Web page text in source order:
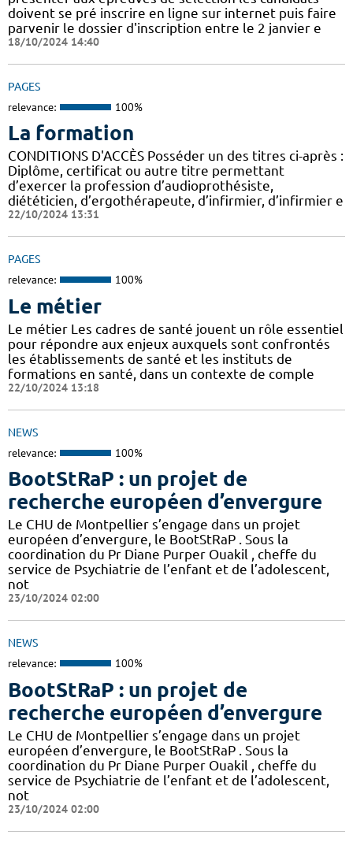
doivent se pré inscrire en ligne sur internet puis faire
parvenir le dossier d'inscription entre le 2 janvier e
18/10/2024 14:40
PAGES
relevance: 100%
La formation
CONDITIONS D'ACCÈS Posséder un des titres ci-après :
Diplôme, certificat ou autre titre permettant
d’exercer la profession d’audioprothésiste,
diététicien, d’ergothérapeute, d’infirmier, d’infirmier e
22/10/2024 13:31
PAGES
relevance: 100%
Le métier
Le métier Les cadres de santé jouent un rôle essentiel
pour répondre aux enjeux auxquels sont confrontés
les établissements de santé et les instituts de
formations en santé, dans un contexte de comple
22/10/2024 13:18
NEWS
relevance: 100%
BootStRaP : un projet de
recherche européen d’envergure
Le CHU de Montpellier s’engage dans un projet
européen d’envergure, le BootStRaP . Sous la
coordination du Pr Diane Purper Ouakil , cheffe du
service de Psychiatrie de l’enfant et de l’adolescent,
not
23/10/2024 02:00
NEWS
relevance: 100%
BootStRaP : un projet de
recherche européen d’envergure
Le CHU de Montpellier s’engage dans un projet
européen d’envergure, le BootStRaP . Sous la
coordination du Pr Diane Purper Ouakil , cheffe du
service de Psychiatrie de l’enfant et de l’adolescent,
not
23/10/2024 02:00